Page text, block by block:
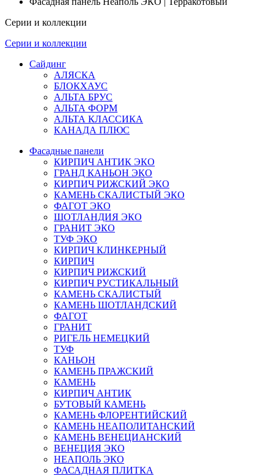
Серии и коллекции
Серии и коллекции
Сайдинг
АЛЯСКА
БЛОКХАУС
АЛЬТА БРУС
АЛЬТА ФОРМ
АЛЬТА КЛАССИКА
КАНАДА ПЛЮС
Фасадные панели
КИРПИЧ АНТИК ЭКО
ГРАНД КАНЬОН ЭКО
КИРПИЧ РИЖСКИЙ ЭКО
КАМЕНЬ СКАЛИСТЫЙ ЭКО
ФАГОТ ЭКО
ШОТЛАНДИЯ ЭКО
ГРАНИТ ЭКО
ТУФ ЭКО
КИРПИЧ КЛИНКЕРНЫЙ
КИРПИЧ
КИРПИЧ РИЖСКИЙ
КИРПИЧ РУСТИКАЛЬНЫЙ
КАМЕНЬ СКАЛИСТЫЙ
КАМЕНЬ ШОТЛАНДСКИЙ
ФАГОТ
ГРАНИТ
РИГЕЛЬ НЕМЕЦКИЙ
ТУФ
КАНЬОН
КАМЕНЬ ПРАЖСКИЙ
КАМЕНЬ
КИРПИЧ АНТИК
БУТОВЫЙ КАМЕНЬ
КАМЕНЬ ФЛОРЕНТИЙСКИЙ
КАМЕНЬ НЕАПОЛИТАНСКИЙ
КАМЕНЬ ВЕНЕЦИАНСКИЙ
ВЕНЕЦИЯ ЭКО
НЕАПОЛЬ ЭКО
ФАСАДНАЯ ПЛИТКА